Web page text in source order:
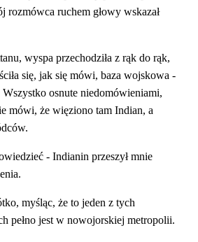
rozmówca ruchem głowy wskazał
wyspa przechodziła z rąk do rąk,
się, jak się mówi, baza wojskowa -
osnute niedomówieniami,
mówi, że więziono tam Indian, a
- Indianin przeszył mnie
myśląc, że to jeden z tych
pełno jest w nowojorskiej metropolii.